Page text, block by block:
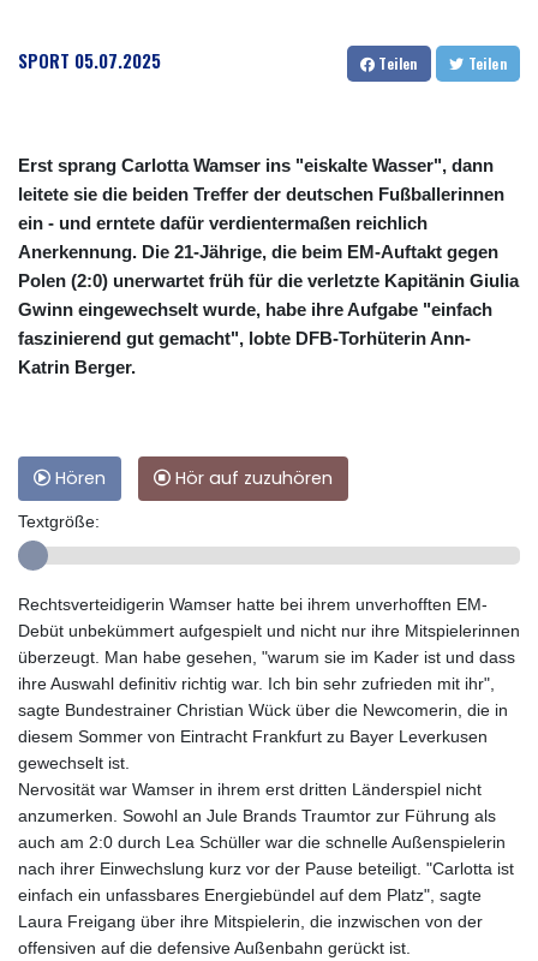
SPORT 05.07.2025 Teilen Teilen
Erst sprang Carlotta Wamser ins "eiskalte Wasser", dann
leitete sie die beiden Treffer der deutschen Fußballerinnen
ein - und erntete dafür verdientermaßen reichlich
Anerkennung. Die 21-Jährige, die beim EM-Auftakt gegen
Polen (2:0) unerwartet früh für die verletzte Kapitänin Giulia
Gwinn eingewechselt wurde, habe ihre Aufgabe "einfach
faszinierend gut gemacht", lobte DFB-Torhüterin Ann-
Katrin Berger.
Hören Hör auf zuzuhören
Textgröße:
Rechtsverteidigerin Wamser hatte bei ihrem unverhofften EM-
Debüt unbekümmert aufgespielt und nicht nur ihre Mitspielerinnen
überzeugt. Man habe gesehen, "warum sie im Kader ist und dass
ihre Auswahl definitiv richtig war. Ich bin sehr zufrieden mit ihr",
sagte Bundestrainer Christian Wück über die Newcomerin, die in
diesem Sommer von Eintracht Frankfurt zu Bayer Leverkusen
gewechselt ist.
Nervosität war Wamser in ihrem erst dritten Länderspiel nicht
anzumerken. Sowohl an Jule Brands Traumtor zur Führung als
auch am 2:0 durch Lea Schüller war die schnelle Außenspielerin
nach ihrer Einwechslung kurz vor der Pause beteiligt. "Carlotta ist
einfach ein unfassbares Energiebündel auf dem Platz", sagte
Laura Freigang über ihre Mitspielerin, die inzwischen von der
offensiven auf die defensive Außenbahn gerückt ist.